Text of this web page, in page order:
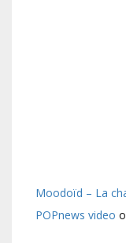
Moodoïd – La
POPnews video